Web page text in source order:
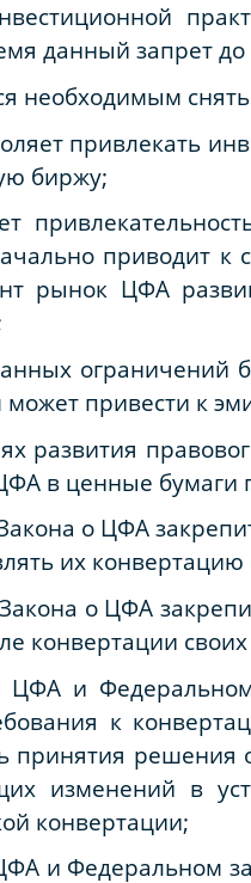
данный запрет до
необходимым
привлекать
биржу;
приводит
рынок ЦФА
ограничений
может привести к
развития
в ценные бумаги
Закона о ЦФА
их
о ЦФА
конвертации
и
к
принятия
изменений в
конвертации;
и Федеральном